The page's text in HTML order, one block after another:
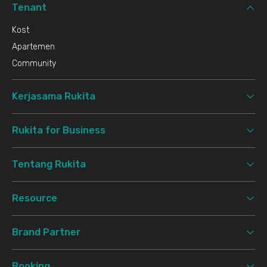
Tenant
Kost
Apartemen
Community
Kerjasama Rukita
Rukita for Business
Tentang Rukita
Resource
Brand Partner